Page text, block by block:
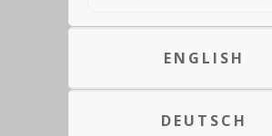
ENGLISH
DEUTSCH